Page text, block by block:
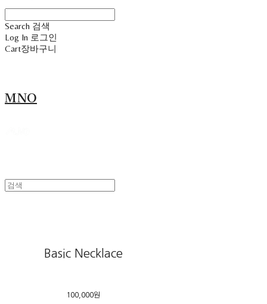
Search 검색
Log In 로그인
Cart장바구니
MNO
Basic Necklace
100,000원